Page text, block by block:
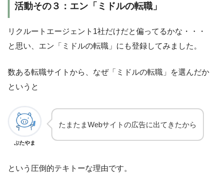
活動その３：エン「ミドルの転職」
リクルートエージェント1社だけだと偏ってるかな・・・
と思い、エン「ミドルの転職」にも登録してみました。
数ある転職サイトから、なぜ「ミドルの転職」を選んだか
というと
ぶたやま
たまたまWebサイトの広告に出てきたから
という圧倒的テキトーな理由です。